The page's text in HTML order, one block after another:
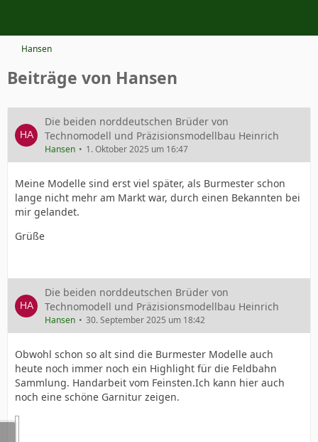
Hansen
Beiträge von Hansen
Die beiden norddeutschen Brüder von
Technomodell und Präzisionsmodellbau Heinrich
Hansen 1. Oktober 2025 um 16:47
Meine Modelle sind erst viel später, als Burmester schon
lange nicht mehr am Markt war, durch einen Bekannten bei
mir gelandet.
Grüße
Die beiden norddeutschen Brüder von
Technomodell und Präzisionsmodellbau Heinrich
Hansen 30. September 2025 um 18:42
Obwohl schon so alt sind die Burmester Modelle auch
heute noch immer noch ein Highlight für die Feldbahn
Sammlung. Handarbeit vom Feinsten.Ich kann hier auch
noch eine schöne Garnitur zeigen.